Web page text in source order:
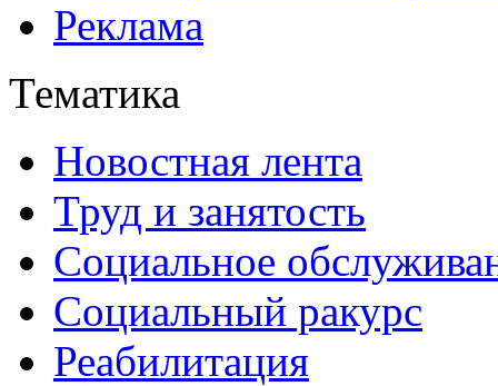
Реклама
Тематика
Новостная лента
Труд и занятость
Социальное
Социальный ракурс
Реабилитация